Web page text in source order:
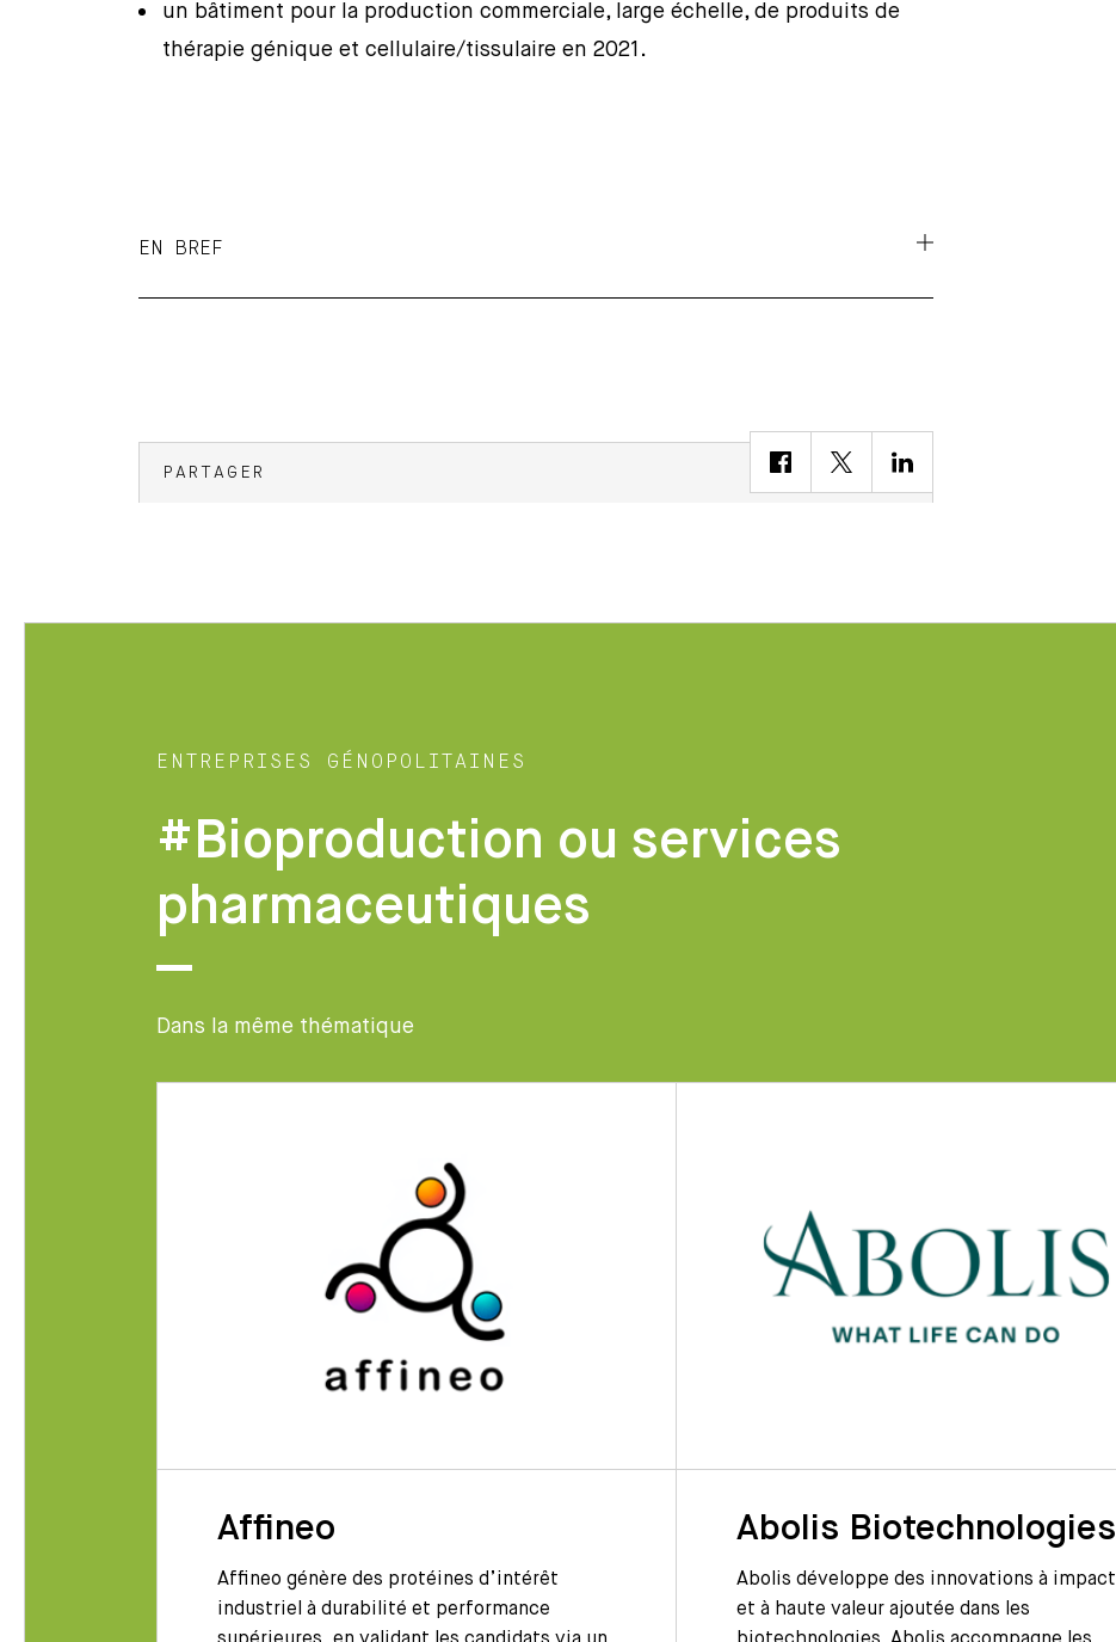
un bâtiment pour la production commerciale, large échelle, de produits de
thérapie génique et cellulaire/tissulaire en 2021.
EN BREF
PARTAGER
ENTREPRISES GÉNOPOLITAINES
#Bioproduction ou services
pharmaceutiques
Dans la même thématique
Affineo
Affineo génère des protéines d’intérêt
industriel à durabilité et performance
Abolis Biotechnologies
Abolis développe des innovations à impact
et à haute valeur ajoutée dans les